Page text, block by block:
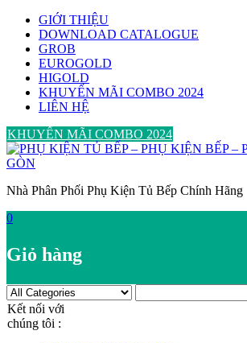
Skip
content
GIỚI THIỆU
DOWNLOAD CATALOGUE
GROB
EUROGOLD
HIGOLD
KHUYẾN MÃI COMBO 2024
LIÊN HỆ
KHUYẾN MÃI COMBO 2024
Nhà Phân Phối Phụ Kiện Tủ Bếp Chính Hãng
0
Giỏ hàng
Kết nối với
chúng tôi :